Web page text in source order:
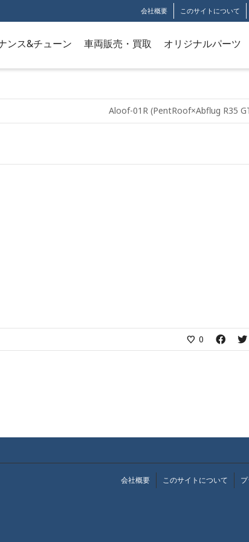
会社概要 このサイトについて
ンス&チューン 車両販売・買取 オリジナルパーツ
Aloof-01R (PentRoof×Abflug R35
0
会社概要 このサイトについて